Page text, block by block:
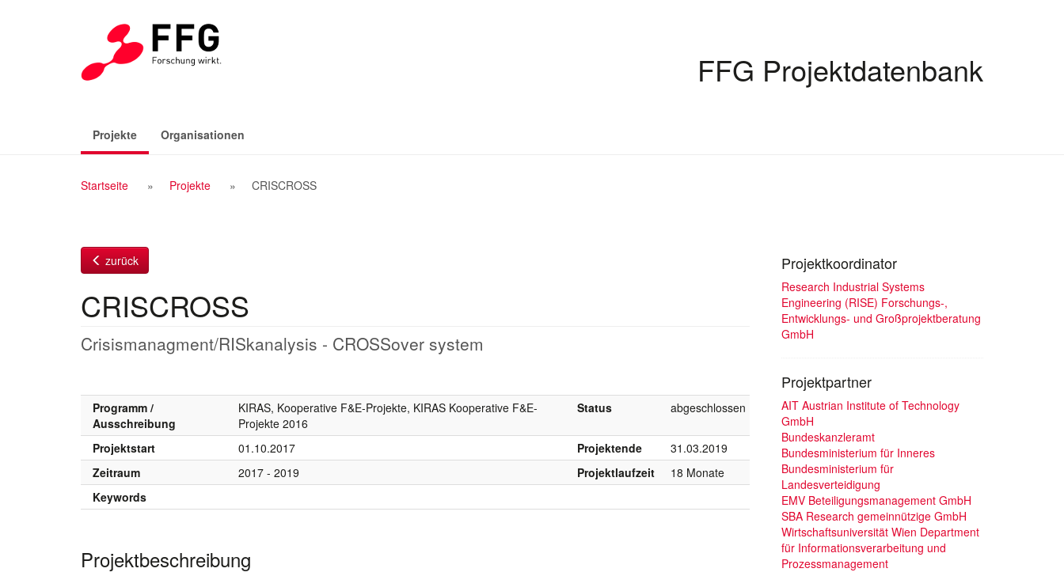
FFG Projektdatenbank
Projekte(aktiv)Organisationen
Breadcrumb
Startseite Projekte CRISCROSS
zurück
CRISCROSS
Crisismanagment/RISkanalysis - CROSSover system
Programm /
Ausschreibung
KIRAS, Kooperative F&E-Projekte, KIRAS Kooperative F&E-
Projekte 2016
Status abgeschlossen
Projektstart 01.10.2017 Projektende
31.03.2019
Zeitraum
2017 - 2019 Projektlaufzeit
18 Monate
Keywords
Projektbeschreibung
Projektkoordinator
Research Industrial Systems
Engineering (RISE) Forschungs-,
Entwicklungs- und Großprojektberatung
GmbH
Projektpartner
AIT Austrian Institute of Technology
GmbH
Bundeskanzleramt
Bundesministerium für Inneres
Bundesministerium für
Landesverteidigung
EMV Beteiligungsmanagement GmbH
SBA Research gemeinnützige GmbH
Wirtschaftsuniversität Wien Department
für Informationsverarbeitung und
Prozessmanagement